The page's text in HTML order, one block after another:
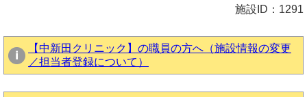
施設ID：1291
【中新田クリニック】の職員の方へ（施設情報の変更
／担当者登録について）